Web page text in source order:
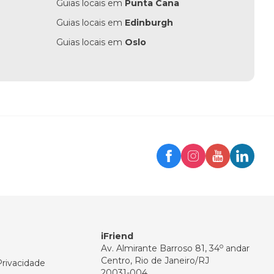
Guias locais em Punta Cana
Guias locais em Edinburgh
Guias locais em Oslo
iFriend
Av. Almirante Barroso 81, 34o andar
Centro, Rio de Janeiro/RJ